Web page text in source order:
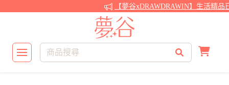
【夢谷xDRAWDRAWIN】生活精品已